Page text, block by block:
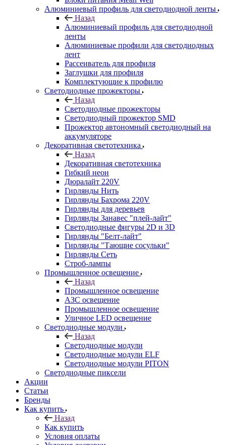
Алюминиевый профиль для светодиодной ленты
Назад
Алюминиевый профиль для светодиодной
ленты
Алюминиевые профили для светодиодных
лент
Рассеиватель для профиля
Заглушки для профиля
Комплектующие к профилю
Светодиодные прожекторы
Назад
Светодиодные прожекторы
Светодиодный прожектор SMD
Прожектор автономный светодиодный на
аккумуляторе
Декоративная светотехника
Назад
Декоративная светотехника
Гибкий неон
Дюралайт 220V
Гирлянды Нить
Гирлянды Бахрома 220V
Гирлянды для деревьев
Гирлянды Занавес "плей-лайт"
Светодиодные фигуры 2D и 3D
Гирлянды "Белт-лайт"
Гирлянды "Тающие сосульки"
Гирлянды Сеть
Строб-лампы
Промышленное освещение
Назад
Промышленное освещение
АЗС освещение
Промышленное освещение
Уличное LED освещение
Светодиодные модули
Назад
Светодиодные модули
Светодиодные модули ELF
Светодиодные модули PITON
Светодиодные пиксели
Акции
Статьи
Бренды
Как купить
Назад
Как купить
Условия оплаты